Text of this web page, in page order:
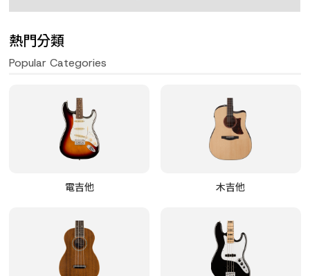
熱門分類
Popular Categories
電吉他 木吉他